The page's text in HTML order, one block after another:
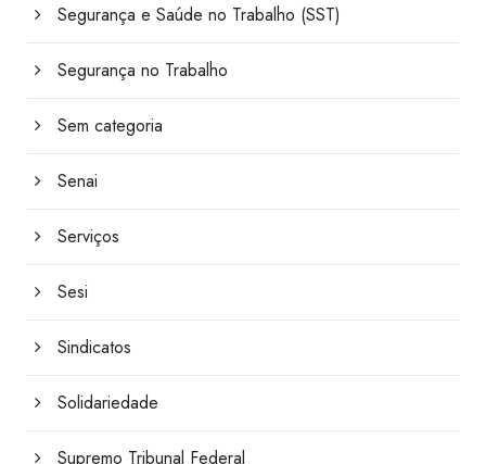
Segurança e Saúde no Trabalho (SST)
Segurança no Trabalho
Sem categoria
Senai
Serviços
Sesi
Sindicatos
Solidariedade
Supremo Tribunal Federal